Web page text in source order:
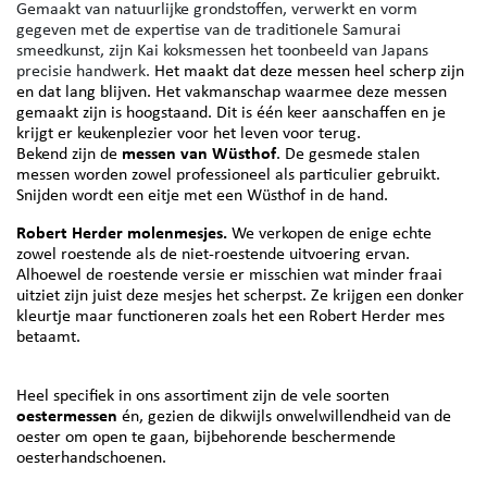
Gemaakt van natuurlijke grondstoffen, verwerkt en vorm
gegeven met de expertise van de traditionele Samurai
smeedkunst, zijn Kai koksmessen het toonbeeld van Japans
precisie handwerk​​​​​​​. Het maakt dat deze messen heel scherp zijn
en dat lang blijven. Het vakmanschap waarmee deze messen
gemaakt zijn is hoogstaand. Dit is één keer aanschaffen en je
krijgt er keukenplezier voor het leven voor terug.
Bekend zijn de messen van Wüsthof. De gesmede stalen
messen worden zowel professioneel als particulier gebruikt.
Snijden wordt een eitje met een Wüsthof in de hand.
Robert Herder molenmesjes. We verkopen de enige echte
zowel roestende als de niet-roestende uitvoering ervan.
Alhoewel de roestende versie er misschien wat minder fraai
uitziet zijn juist deze mesjes het scherpst. Ze krijgen een donker
kleurtje maar functioneren zoals het een Robert Herder mes
betaamt.
Heel specifiek in ons assortiment zijn de vele soorten
oestermessen én, gezien de dikwijls onwelwillendheid van de
oester om open te gaan, bijbehorende beschermende
oesterhandschoenen.